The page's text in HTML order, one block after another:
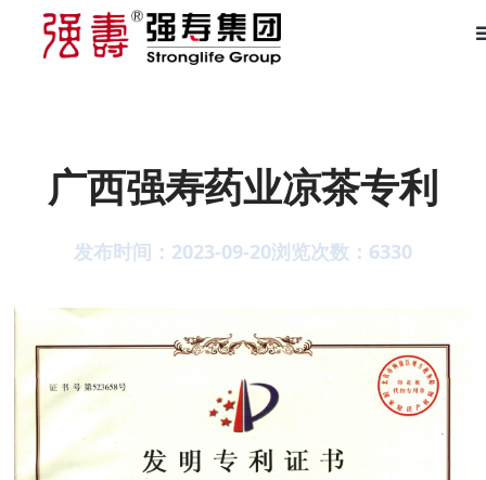
广西强寿药业凉茶专利
发布时间：2023-09-20浏览次数： 6330